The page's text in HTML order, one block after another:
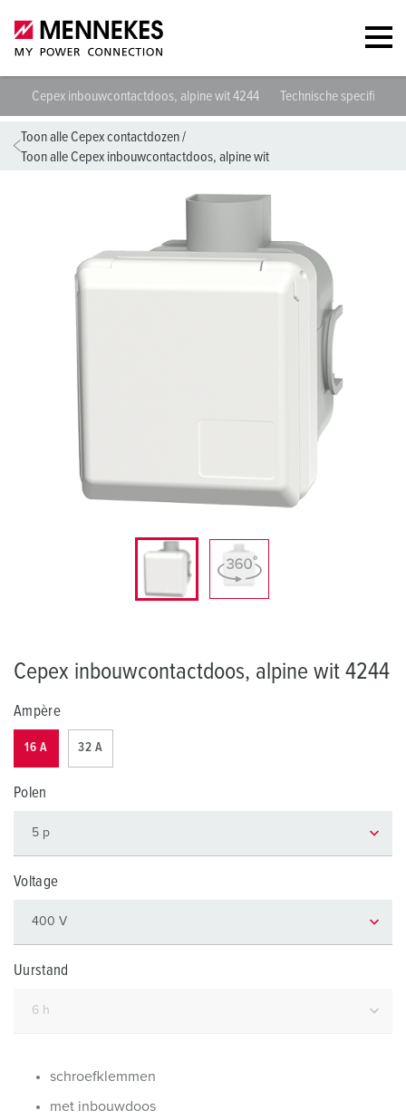
Cepex inbouwcontactdoos, alpine wit 4244 Technische specificaties
Toon alle Cepex contactdozen/
Toon alle Cepex inbouwcontactdoos, alpine wit
Cepex inbouwcontactdoos, alpine wit 4244
Ampère
16 A 32 A
Polen
Voltage
Uurstand
schroefklemmen
met inbouwdoos